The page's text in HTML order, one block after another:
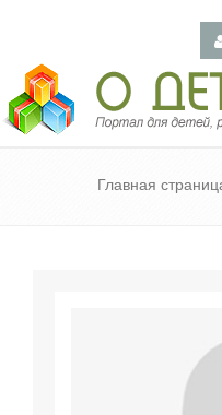
Педагогический портал «О
Главная